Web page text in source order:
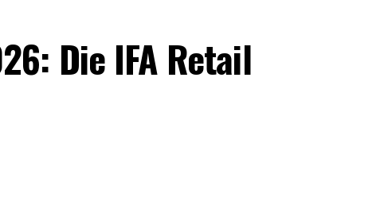
vor der Anreise ein individueller Zeitplan, der
lässt.
und Besucher, die sich von aktuellen
als auch Branchenprofis, die ihren
und Produktkategorien ausrichten
vorab vereinbaren möchten.
helfen dabei, auch an ereignisreichen
Die IFA Retail